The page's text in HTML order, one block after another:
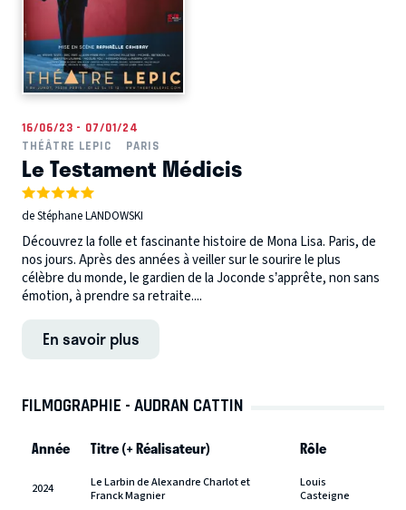
16/06/23 - 07/01/24
THÉÂTRE LEPIC
PARIS
Le Testament Médicis
de Stéphane LANDOWSKI
Découvrez la folle et fascinante histoire de Mona Lisa. Paris, de
nos jours. Après des années à veiller sur le sourire le plus
célèbre du monde, le gardien de la Joconde s’apprête, non sans
émotion, à prendre sa retraite....
En savoir plus
FILMOGRAPHIE - AUDRAN CATTIN
Année Titre (+ Réalisateur) Rôle
2024
Le Larbin de Alexandre Charlot et
Franck Magnier
Louis
Casteigne